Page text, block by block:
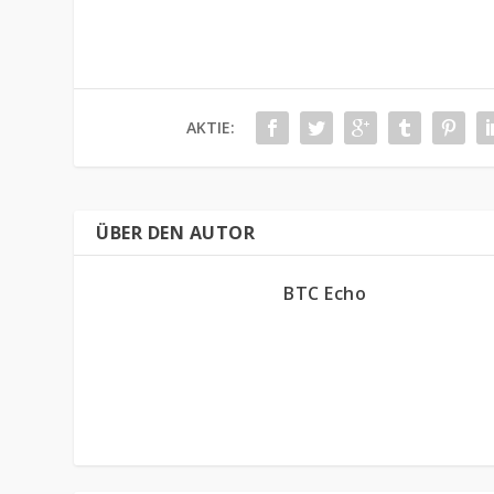
AKTIE:
ÜBER DEN AUTOR
BTC Echo